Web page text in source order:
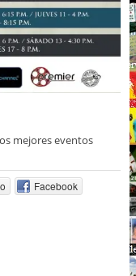
mejores eventos
Facebook